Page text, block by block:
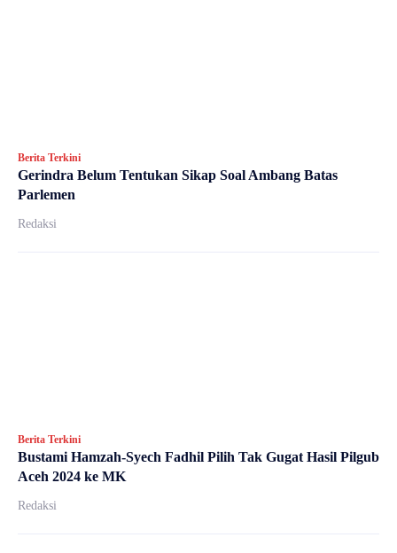
Berita Terkini
Gerindra Belum Tentukan Sikap Soal Ambang Batas
Parlemen
Redaksi
Berita Terkini
Bustami Hamzah-Syech Fadhil Pilih Tak Gugat Hasil Pilgub
Aceh 2024 ke MK
Redaksi